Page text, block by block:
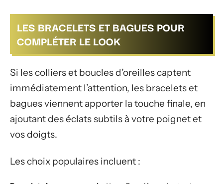
LES BRACELETS ET BAGUES POUR
COMPLÉTER LE LOOK
Si les colliers et boucles d’oreilles captent
immédiatement l’attention, les bracelets et
bagues viennent apporter la touche finale, en
ajoutant des éclats subtils à votre poignet et
vos doigts.
Les choix populaires incluent :